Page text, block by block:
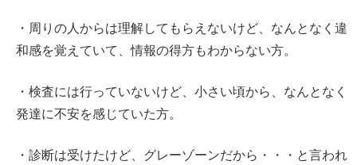
・周りの人からは理解してもらえないけど、なんとなく違
和感を覚えていて、情報の得方もわからない方。
・検査には行っていないけど、小さい頃から、なんとなく
発達に不安を感じていた方。
・診断は受けたけど、グレーゾーンだから・・・と言われ